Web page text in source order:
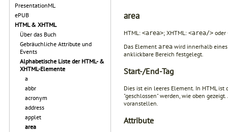
PresentationML
ePUB
HTML & XHTML
Über das Buch
Gebräuchliche Attribute und
Events
Alphabetische Liste der HTML- &
XHTML-Elemente
a
abbr
acronym
address
applet
area
area
HTML: <area>; XHTML: <area/> oder
Das Element area wird innerhalb
anklickbare Bereich festgelegt.
Start-/End-Tag
Dies ist ein leeres Element. In HTML ist
"geschlossen" werden, wie oben
voranstellen.
Attribute